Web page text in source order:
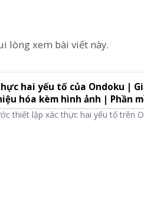
lòng xem bài viết này.
hai yếu tố của Ondoku |
hóa kèm hình ảnh | Phần
thiết lập xác thực hai yếu tố trên